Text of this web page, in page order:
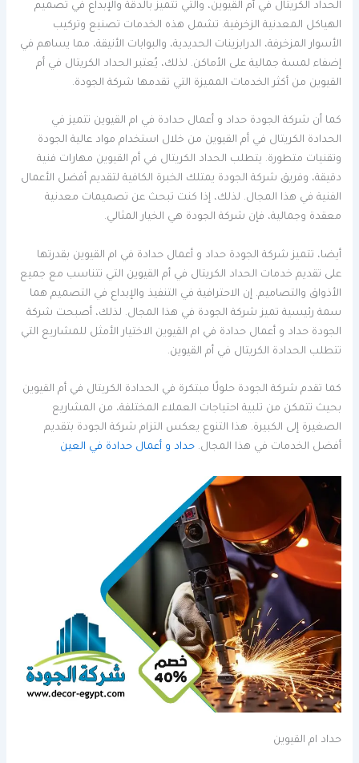
الحداد الكريتال في أم القيوين، والتي تتميز بالدقة والإبداع في تصميم
الهياكل المعدنية الزخرفية. تشمل هذه الخدمات تصنيع وتركيب
الأسوار المزخرفة، الدرابزينات الحديدية، والبوابات الأنيقة، مما يساهم في
إضفاء لمسة جمالية على الأماكن. لذلك، يُعتبر الحداد الكريتال في أم
القيوين من أكثر الخدمات المميزة التي تقدمها شركة الجودة.
كما أن شركة الجودة حداد و أعمال حدادة في ام القيوين تتميز في
الحدادة الكريتال في أم القيوين من خلال استخدام مواد عالية الجودة
وتقنيات متطورة. يتطلب الحداد الكريتال في أم القيوين مهارات فنية
دقيقة، وفريق شركة الجودة يمتلك الخبرة الكافية لتقديم أفضل الأعمال
الفنية في هذا المجال. لذلك، إذا كنت تبحث عن تصميمات معدنية
معقدة وجمالية، فإن شركة الجودة هي الخيار المثالي.
أيضا، تتميز شركة الجودة حداد و أعمال حدادة في ام القيوين بقدرتها
على تقديم خدمات الحداد الكريتال في أم القيوين التي تتناسب مع جميع
الأذواق والتصاميم. إن الاحترافية في التنفيذ والإبداع في التصميم هما
سمة رئيسية تميز شركة الجودة في هذا المجال. لذلك، أصبحت شركة
الجودة حداد و أعمال حدادة في ام القيوين الاختيار الأمثل للمشاريع التي
تتطلب الحدادة الكريتال في أم القيوين.
كما تقدم شركة الجودة حلولًا مبتكرة في الحدادة الكريتال في أم القيوين
بحيث تتمكن من تلبية احتياجات العملاء المختلفة، من المشاريع
الصغيرة إلى الكبيرة. هذا التنوع يعكس التزام شركة الجودة بتقديم
أفضل الخدمات في هذا المجال.حداد و أعمال حدادة في العين
حداد ام القيوين